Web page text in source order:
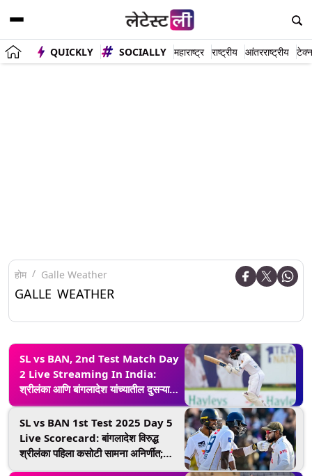
QUICKLY SOCIALLY महाराष्ट्र राष्ट्रीय आंतरराष्ट्रीय
होम Galle Weather
GALLE WEATHER
SL vs BAN, 2nd Test Match Day
2 Live Streaming In India:
श्रीलंका आणि बांगलादेश यांच्यातील दुसऱ्या
कसोटी सामन्याचा दुसरा दिवस; भारतात थेट
सामना कधी, कुठे आणि कसा पहाल?
SL vs BAN 1st Test 2025 Day 5
Live Scorecard: बांगलादेश विरुद्ध
श्रीलंका पहिला कसोटी सामना अनिर्णीत;
नजमुल हुसैन शांतोचं द्विशतक, गोलंदाजांनी